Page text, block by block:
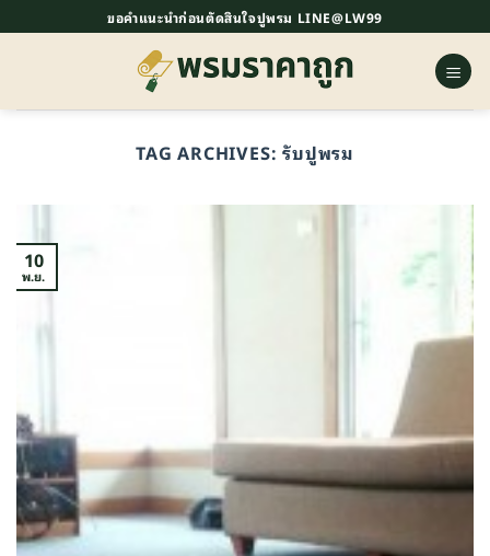
ไป
ขอคำแนะนำก่อนตัดสินใจปูพรม LINE@LW99
TAG ARCHIVES:รับปูพรม
10
พ.ย.